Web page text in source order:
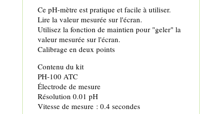
Ce pH-mètre est pratique et facile à utiliser.
Lire la valeur mesurée sur l'écran.
Utilisez la fonction de maintien pour "geler" la
valeur mesurée sur l'écran.
Calibrage en deux points
Contenu du kit
PH-100 ATC
Électrode de mesure
Résolution 0.01 pH
Vitesse de mesure : 0.4 secondes